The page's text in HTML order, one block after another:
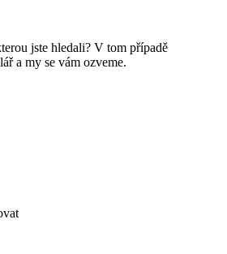
jste hledali? V tom případě
a my se vám ozveme.